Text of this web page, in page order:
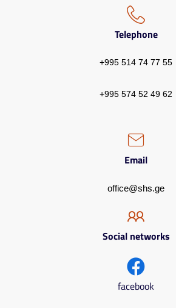
Telephone
+995 514 74 77 55
+995 574 52 49 62
Email
office@shs.ge
Social networks
facebook